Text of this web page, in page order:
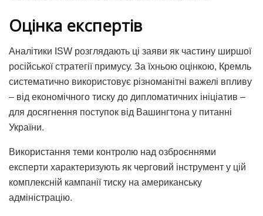
Оцінка експертів
Аналітики ISW розглядають ці заяви як частину ширшої
російської стратегії примусу. За їхньою оцінкою, Кремль
систематично використовує різноманітні важелі впливу
– від економічного тиску до дипломатичних ініціатив –
для досягнення поступок від Вашингтона у питанні
України.
Використання теми контролю над озброєннями
експерти характеризують як черговий інструмент у цій
комплексній кампанії тиску на американську
адміністрацію.